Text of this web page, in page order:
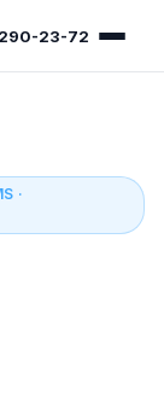
23-72
·